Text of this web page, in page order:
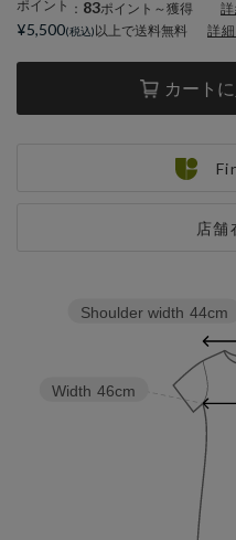
ポイント ： 83ポイント～獲得
カート
店舗
¥5,500 以上で送料無料 詳
Width 46cm
Shoulder width 44cm